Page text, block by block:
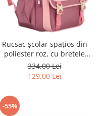
Rucsac școlar spațios din
poliester roz, cu bretele
reglabile - Peterson PTR-PTN
8610-1327 PINK
334,00 Lei
129,00 Lei
-55%